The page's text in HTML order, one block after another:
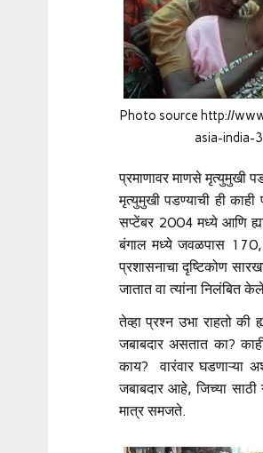
Photo source http://
asia-india-
प्रमाणावर माणसे मृत्युमुखी
मृत्युमुखी पडण्याची ही
सप्टेंबर 2004 मध्ये आणि
बंगाल मध्ये जवळपास 170,
प्रशासनाचा दृष्टिकोण
जातात वा त्यांना निलंबित
तेव्हा प्रश्न उभा राहतो की
जबाबदार असतात का?
काय? वारंवार घडणाऱ्या
जबाबदार आहे, जिच्या
मात्र समजते.